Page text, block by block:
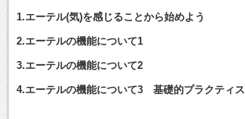
1.エーテル(気)を感じることから始めよう
2.エーテルの機能について1
3.エーテルの機能について2
4.エーテルの機能について3 基礎的プラクティス